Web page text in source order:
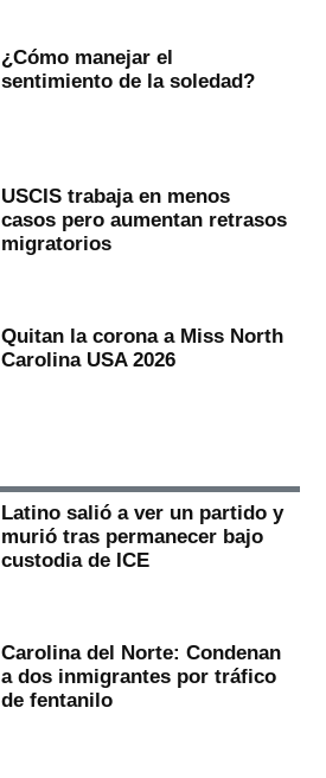
¿Cómo manejar el
sentimiento de la soledad?
USCIS trabaja en menos
casos pero aumentan retrasos
migratorios
Quitan la corona a Miss North
Carolina USA 2026
Latino salió a ver un partido y
murió tras permanecer bajo
custodia de ICE
Carolina del Norte: Condenan
a dos inmigrantes por tráfico
de fentanilo